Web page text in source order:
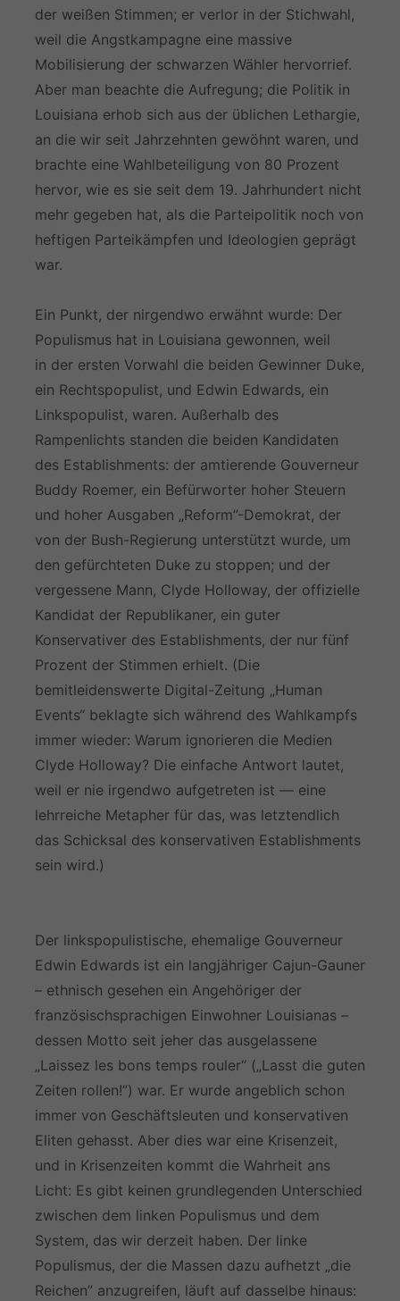
der weißen Stimmen; er verlor in der Stichwahl,
weil die Angstkampagne eine massive
Mobilisierung der schwarzen Wähler hervorrief.
Aber man beachte die Aufregung; die Politik in
Louisiana erhob sich aus der üblichen Lethargie,
an die wir seit Jahrzehnten gewöhnt waren, und
brachte eine Wahlbeteiligung von 80 Prozent
hervor, wie es sie seit dem 19. Jahrhundert nicht
mehr gegeben hat, als die Parteipolitik noch von
heftigen Parteikämpfen und Ideologien geprägt
war.
Ein Punkt, der nirgendwo erwähnt wurde: Der
Populismus hat in Louisiana gewonnen, weil
in der ersten Vorwahl die beiden Gewinner Duke,
ein Rechtspopulist, und Edwin Edwards, ein
Linkspopulist, waren. Außerhalb des
Rampenlichts standen die beiden Kandidaten
des Establishments: der amtierende Gouverneur
Buddy Roemer, ein Befürworter hoher Steuern
und hoher Ausgaben „Reform”-Demokrat, der
von der Bush-Regierung unterstützt wurde, um
den gefürchteten Duke zu stoppen; und der
vergessene Mann, Clyde Holloway, der offizielle
Kandidat der Republikaner, ein guter
Konservativer des Establishments, der nur fünf
Prozent der Stimmen erhielt. (Die
bemitleidenswerte Digital-Zeitung „Human
Events“ beklagte sich während des Wahlkampfs
immer wieder: Warum ignorieren die Medien
Clyde Holloway? Die einfache Antwort lautet,
weil er nie irgendwo aufgetreten ist — eine
lehrreiche Metapher für das, was letztendlich
das Schicksal des konservativen Establishments
sein wird.)
Der linkspopulistische, ehemalige Gouverneur
Edwin Edwards ist ein langjähriger Cajun-Gauner
– ethnisch gesehen ein Angehöriger der
französischsprachigen Einwohner Louisianas –
dessen Motto seit jeher das ausgelassene
„Laissez les bons temps rouler“ („Lasst die guten
Zeiten rollen!”) war. Er wurde angeblich schon
immer von Geschäftsleuten und konservativen
Eliten gehasst. Aber dies war eine Krisenzeit,
und in Krisenzeiten kommt die Wahrheit ans
Licht: Es gibt keinen grundlegenden Unterschied
zwischen dem linken Populismus und dem
System, das wir derzeit haben. Der linke
Populismus, der die Massen dazu aufhetzt „die
Reichen” anzugreifen, läuft auf dasselbe hinaus: